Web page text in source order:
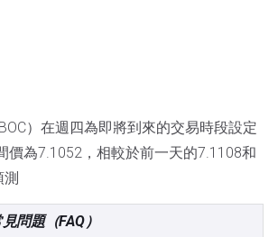
）在週四為即將到來的交易時段設定
價為7.1052，相較於前一天的7.1108和
問題（FAQ）